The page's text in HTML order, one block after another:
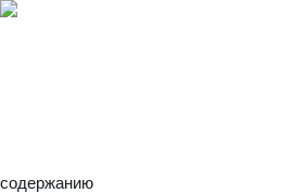
содержанию